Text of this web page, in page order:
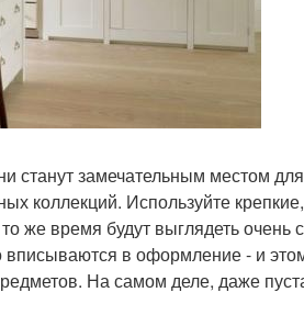
станут замечательным местом
коллекций. Используйте
же время будут выглядеть очень
в оформление - и
На самом деле, даже